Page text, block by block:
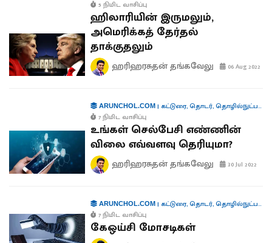
5 நிமிட வாசிப்பு
ஹிலாரியின் இருமலும்,
அமெரிக்கத் தேர்தல்
தாக்குதலும்
ஹரிஹரசுதன் தங்கவேலு 06 Aug 2022
ARUNCHOL.COM| கட்டுரை,தொடர்,தொழில்நுட்பம்
7 நிமிட வாசிப்பு
உங்கள் செல்பேசி எண்ணின்
விலை எவ்வளவு தெரியுமா?
ஹரிஹரசுதன் தங்கவேலு 30 Jul 2022
ARUNCHOL.COM| கட்டுரை,தொடர்,தொழில்நுட்பம்
7 நிமிட வாசிப்பு
கேஒய்சி மோசடிகள்